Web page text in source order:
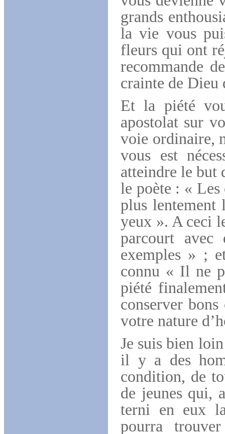
grands
la vie vous
fleurs qui ont
recommande
crainte de Dieu
Et la piété
apostolat sur
voie ordinaire,
vous est
atteindre le but
le poète : «
plus lentement
yeux ». A ceci
parcourt avec
exemples » ;
connu « Il ne
piété
conserver
votre nature
Je suis bien
il y a des
condition, de
de jeunes qui,
terni en eux
pourra